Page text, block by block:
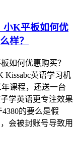
小K平板如何优
样？
如何优惠购买？
Kissabc英语学习机
年课程，还送一台
学英语更专注效果
的要么是假
会被封账号导致用